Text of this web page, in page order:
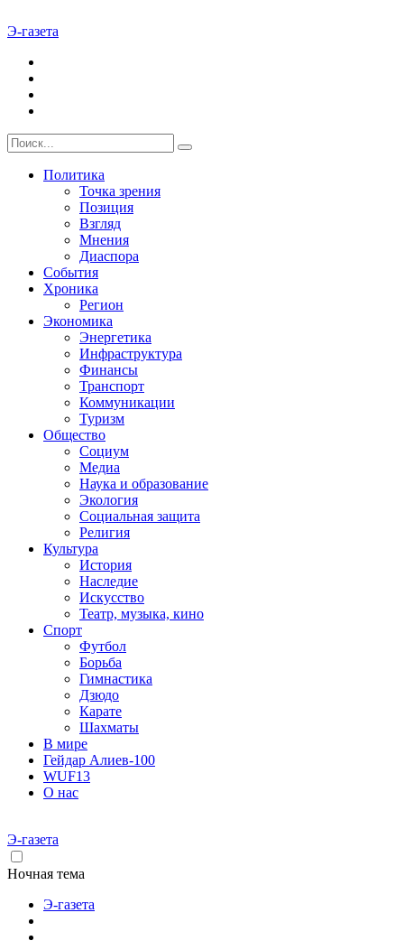
Э-газета
Политика
Точка зрения
Позиция
Взгляд
Мнения
Диаспора
События
Хроника
Регион
Экономика
Энергетика
Инфраструктура
Финансы
Транспорт
Коммуникации
Туризм
Общество
Социум
Медиа
Наука и образование
Экология
Социальная защита
Религия
Культура
История
Наследие
Искусство
Театр, музыка, кино
Спорт
Футбол
Борьба
Гимнастика
Дзюдо
Карате
Шахматы
В мире
Гейдар Алиев-100
WUF13
О нас
Э-газета
Ночная тема
Э-газета